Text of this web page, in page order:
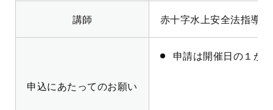
講師 赤十字水上安全法指導員
申込にあたってのお願い
申請は開催日の１か